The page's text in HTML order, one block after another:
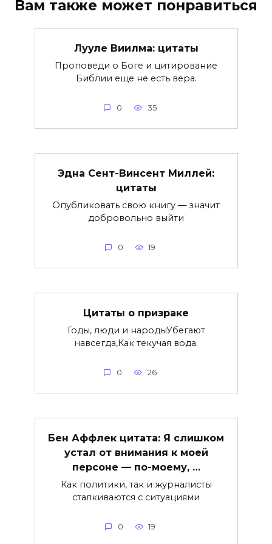
Вам также может понравиться
Лууле Виилма: цитаты
Проповеди о Боге и цитирование
Библии еще не есть вера.
0 35
Эдна Сент-Винсент Миллей:
цитаты
Опубликовать свою книгу — значит
добровольно выйти
0 19
Цитаты о призраке
Годы, люди и народыУбегают
навсегда,Как текучая вода.
0 26
Бен Аффлек цитата: Я слишком
устал от внимания к моей
персоне — по-моему, …
Как политики, так и журналисты
сталкиваются с ситуациями
0 19